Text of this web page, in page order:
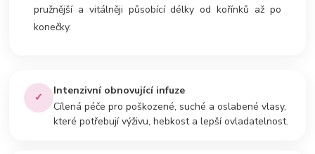
pružnější a vitálněji působící délky od kořínků až po
konečky.
✓
Intenzivní obnovující infuze
Cílená péče pro poškozené, suché a oslabené vlasy,
které potřebují výživu, hebkost a lepší ovladatelnost.